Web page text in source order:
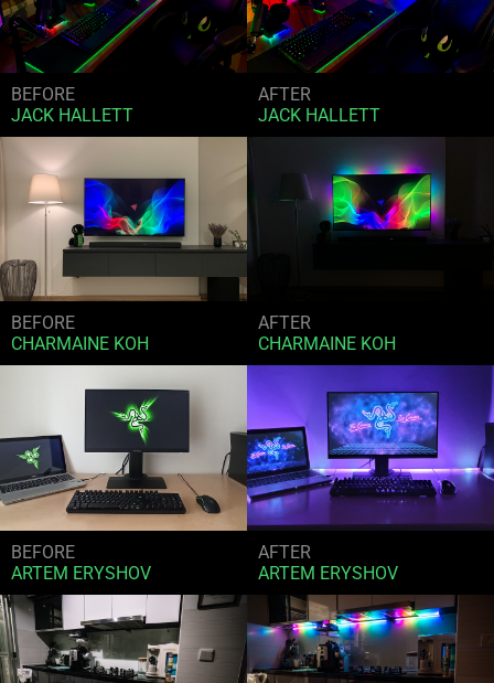
BEFORE
JACK HALLETT
AFTER
JACK HALLETT
BEFORE
CHARMAINE KOH
AFTER
CHARMAINE KOH
BEFORE
ARTEM ERYSHOV
AFTER
ARTEM ERYSHOV